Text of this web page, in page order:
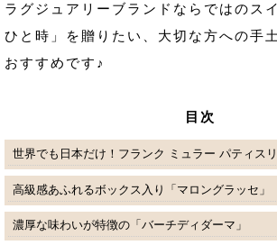
ラグジュアリーブランドならではのス
ひと時」を贈りたい、大切な方への手
おすすめです♪
目次
世界でも日本だけ！フランク ミュラー パティス
高級感あふれるボックス入り「マロングラッセ」
濃厚な味わいが特徴の「バーチディダーマ」